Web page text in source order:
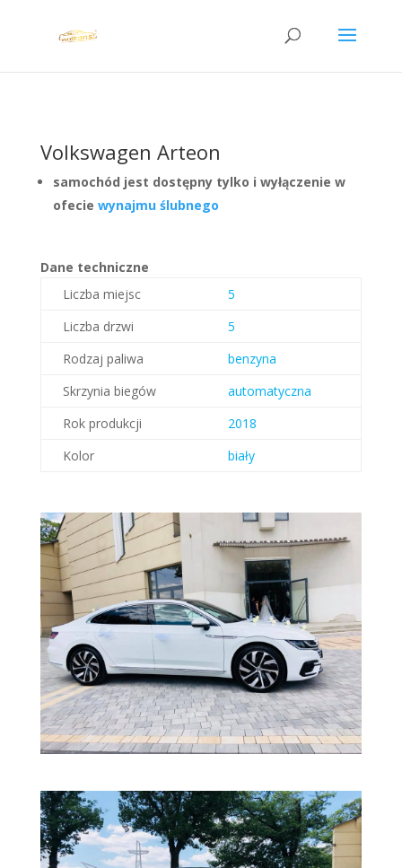
Volkswagen Arteon
samochód jest dostępny tylko i wyłączenie w
ofecie wynajmu ślubnego
Dane techniczne
Liczba miejsc
5
Liczba drzwi
5
Rodzaj paliwa
benzyna
Skrzynia biegów
automatyczna
Rok produkcji
2018
Kolor
biały